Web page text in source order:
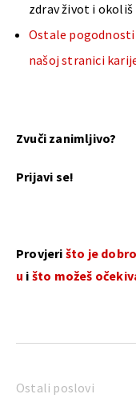
zdrav život i okoliš
Ostale pogodnosti
našoj stranici
Zvuči zanimljivo?
Prijavi se!
Provjeri što je
u i što možeš
Ostali poslovi